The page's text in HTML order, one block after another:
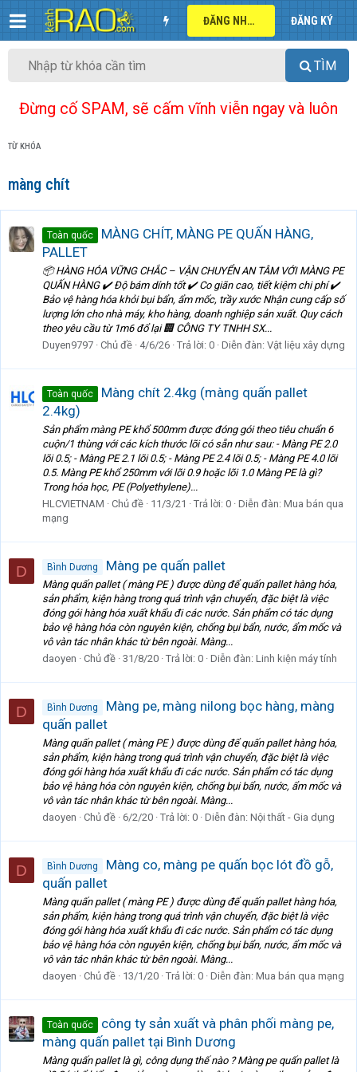
ĐĂNG NHẬP ĐĂNG KÝ
TÌM
Đừng cố SPAM, sẽ cấm vĩnh viễn ngay và luôn
TỪ KHÓA
màng chít
Toàn quốc
MÀNG CHÍT, MÀNG PE QUẤN HÀNG,
PALLET
📦 HÀNG HÓA VỮNG CHẮC – VẬN CHUYỂN AN TÂM VỚI MÀNG PE
QUẤN HÀNG ✔️ Độ bám dính tốt ✔️ Co giãn cao, tiết kiệm chi phí ✔️
Bảo vệ hàng hóa khỏi bụi bẩn, ẩm mốc, trầy xước Nhận cung cấp số
lượng lớn cho nhà máy, kho hàng, doanh nghiệp sản xuất. Quy cách
theo yêu cầu từ 1m6 đổ lại 🏢 CÔNG TY TNHH SX...
Duyen9797 Chủ đề 4/6/26 Trả lời: 0 Diễn đàn: Vật liệu xây dựng
Toàn quốc
Màng chít 2.4kg (màng quấn pallet
2.4kg)
Sản phẩm màng PE khổ 500mm được đóng gói theo tiêu chuẩn 6
cuộn/1 thùng với các kích thước lõi có sẵn như sau: - Màng PE 2.0
lõi 0.5; - Màng PE 2.1 lõi 0.5; - Màng PE 2.4 lõi 0.5; - Màng PE 4.0 lõi
0.5. Màng PE khổ 250mm với lõi 0.9 hoặc lõi 1.0 Màng PE là gì?
Trong hóa học, PE (Polyethylene)...
HLCVIETNAM
Chủ đề 11/3/21 Trả lời: 0 Diễn đàn: Mua bán qua
mạng
D Bình Dương Màng pe quấn pallet
Màng quấn pallet ( màng PE ) được dùng để quấn pallet hàng hóa,
sản phẩm, kiện hàng trong quá trình vận chuyển, đặc biệt là việc
đóng gói hàng hóa xuất khẩu đi các nước. Sản phẩm có tác dụng
bảo vệ hàng hóa còn nguyên kiện, chống bụi bẩn, nước, ẩm mốc và
vô vàn tác nhân khác từ bên ngoài. Màng...
daoyen
Chủ đề 31/8/20 Trả lời: 0 Diễn đàn: Linh kiện máy tính
D Bình Dương
Màng pe, màng nilong bọc hàng, màng
quấn pallet
Màng quấn pallet ( màng PE ) được dùng để quấn pallet hàng hóa,
sản phẩm, kiện hàng trong quá trình vận chuyển, đặc biệt là việc
đóng gói hàng hóa xuất khẩu đi các nước. Sản phẩm có tác dụng
bảo vệ hàng hóa còn nguyên kiện, chống bụi bẩn, nước, ẩm mốc và
vô vàn tác nhân khác từ bên ngoài. Màng...
daoyen
Chủ đề 6/2/20 Trả lời: 0 Diễn đàn: Nội thất - Gia dụng
D Bình Dương
Màng co, màng pe quấn bọc lót đồ gỗ,
quấn pallet
Màng quấn pallet ( màng PE ) được dùng để quấn pallet hàng hóa,
sản phẩm, kiện hàng trong quá trình vận chuyển, đặc biệt là việc
đóng gói hàng hóa xuất khẩu đi các nước. Sản phẩm có tác dụng
bảo vệ hàng hóa còn nguyên kiện, chống bụi bẩn, nước, ẩm mốc và
vô vàn tác nhân khác từ bên ngoài. Màng...
daoyen
Chủ đề 13/1/20 Trả lời: 0 Diễn đàn: Mua bán qua mạng
Toàn quốc
công ty sản xuất và phân phối màng pe,
màng quấn pallet tại Bình Dương
Màng quấn pallet là gì, công dụng thế nào ? Màng pe quấn pallet là